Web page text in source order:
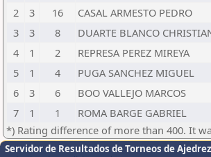
2
3 16 CASAL ARMESTO PEDRO
3
3 8 DUARTE BLANCO
4
1 2 REPRESA PEREZ MIREYA
5
1 4 PUGA SANCHEZ MIGUEL
6
3 6 BOO VALLEJO MARCOS
7
1 1 ROMA BARGE GABRIEL
*) Rating difference of more than 400. It
Servidor de Resultados de Torneos de Ajedrez